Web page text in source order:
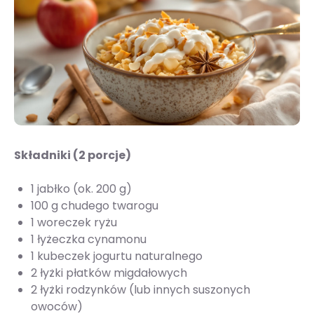
Składniki (2 porcje)
1 jabłko (ok. 200 g)
100 g chudego twarogu
1 woreczek ryżu
1 łyżeczka cynamonu
1 kubeczek jogurtu naturalnego
2 łyżki płatków migdałowych
2 łyżki rodzynków (lub innych suszonych
owoców)